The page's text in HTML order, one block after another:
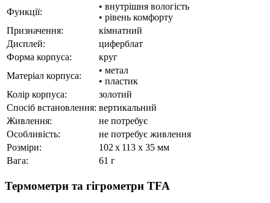
Функції:
• внутрішня вологість
• рівень комфорту
Призначення:
кімнатний
Дисплей:
циферблат
Форма корпуса:
круг
Матеріал корпуса:
• метал
• пластик
Колір корпуса:
золотий
Спосіб встановлення: вертикальний
Живлення:
не потребує
Особливість:
не потребує живлення
Розміри:
102 x 113 x 35 мм
Вага:
61 г
Термометри та гігрометри TFA